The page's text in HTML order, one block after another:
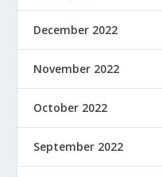
December 2022
November 2022
October 2022
September 2022